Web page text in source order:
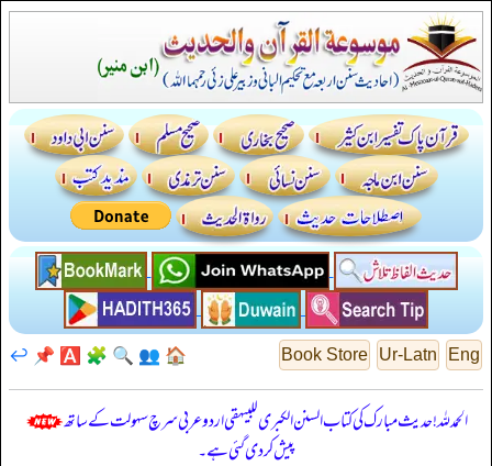
Eng
Ur-Latn
Book Store
🏠
👥
🔍
🧩
🅰️
📌
↩️
الحمدللہ! حدیث مبارک کی کتاب السنن الكبرى للبيهقي اردو عربی سرچ سہولت کے ساتھ
پیش کر دی گئی ہے۔